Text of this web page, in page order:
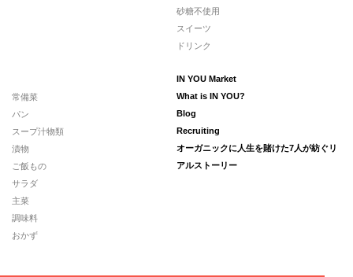
砂糖不使用
スイーツ
ドリンク
常備菜
パン
スープ汁物類
漬物
ご飯もの
サラダ
主菜
調味料
おかず
IN YOU Market
What is IN YOU?
Blog
Recruiting
オーガニックに人生を賭けた7人が紡ぐリ
アルストーリー